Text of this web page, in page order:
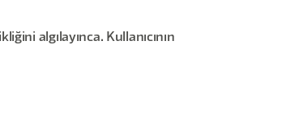
algılayınca. Kullanıcının